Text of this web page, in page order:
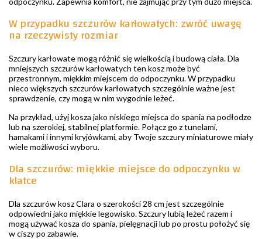
W przypadku szczurów karłowatych: zwróć uwagę
na rzeczywisty rozmiar
Szczury karłowate mogą różnić się wielkością i budową ciała. Dla
mniejszych szczurów karłowatych ten kosz może być
przestronnym, miękkim miejscem do odpoczynku. W przypadku
nieco większych szczurów karłowatych szczególnie ważne jest
sprawdzenie, czy mogą w nim wygodnie leżeć.
Na przykład, użyj kosza jako niskiego miejsca do spania na podłodze
lub na szerokiej, stabilnej platformie. Połącz go z tunelami,
hamakami i innymi kryjówkami, aby Twoje szczury miniaturowe miały
wiele możliwości wyboru.
Dla szczurów: miękkie miejsce do odpoczynku w
klatce
Dla szczurów kosz Clara o szerokości 28 cm jest szczególnie
odpowiedni jako miękkie legowisko. Szczury lubią leżeć razem i
mogą używać kosza do spania, pielęgnacji lub po prostu położyć się
w ciszy po zabawie.